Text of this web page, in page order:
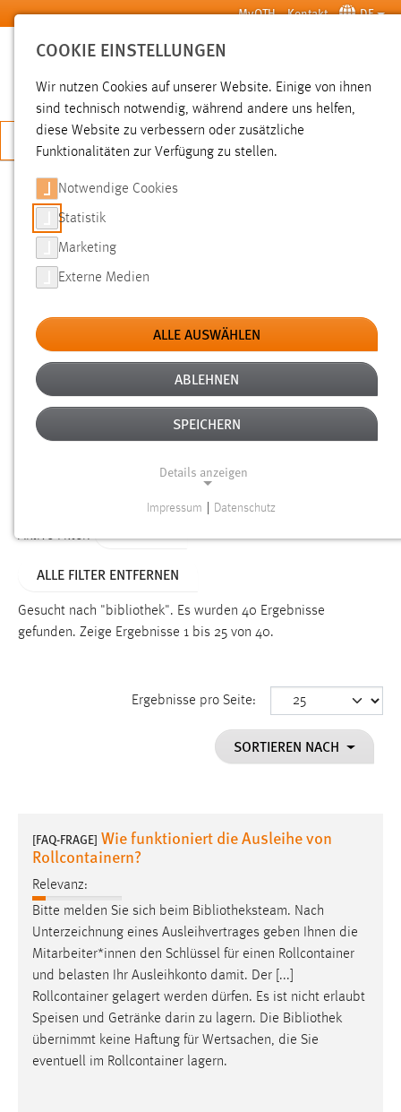
Zum Hauptinhalt springen MyOTH Kontakt DE
SUCHE
JETZT BEWERBEN
SUCHE
FILTER
Typ
Erstellungsdatum
Alter
Aktive Filter:
ALLE FILTER ENTFERNEN
Gesucht nach "bibliothek". Es wurden 40 Ergebnisse
gefunden. Zeige Ergebnisse 1 bis 25 von 40.
Ergebnisse pro Seite:
SORTIEREN NACH
[FAQ-FRAGE] Wie funktioniert die Ausleihe von
Rollcontainern?
Relevanz:
Bitte melden Sie sich beim Bibliotheksteam. Nach
Unterzeichnung eines Ausleihvertrages geben Ihnen die
Mitarbeiter*innen den Schlüssel für einen Rollcontainer
und belasten Ihr Ausleihkonto damit. Der [...]
Rollcontainer gelagert werden dürfen. Es ist nicht erlaubt
Speisen und Getränke darin zu lagern. Die Bibliothek
übernimmt keine Haftung für Wertsachen, die Sie
eventuell im Rollcontainer lagern.
COOKIE EINSTELLUNGEN
Wir nutzen Cookies auf unserer Website. Einige von ihnen
sind technisch notwendig, während andere uns helfen,
diese Website zu verbessern oder zusätzliche
Funktionalitäten zur Verfügung zu stellen.
Notwendige Cookies
Statistik
Marketing
Externe Medien
ALLE AUSWÄHLEN
ABLEHNEN
SPEICHERN
Details anzeigen
Funktionen und sind für die einwandfreie Funktion der
Einverständnis
cookie_consent
Dieser Cookie speichert die ausgewählten Einverständnis-
Name:
staticfilecache
Zweck:
Für performante Seitenauslieferung wird in diesem Cookie
gespeichert, ob man eingeloggt ist.
Sprachpräferenz
Impressum Datenschutz